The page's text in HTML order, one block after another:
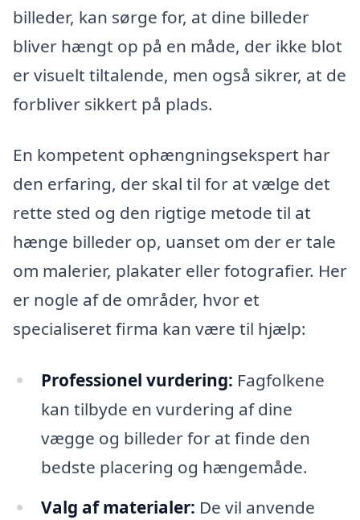
billeder, kan sørge for, at dine billeder
bliver hængt op på en måde, der ikke blot
er visuelt tiltalende, men også sikrer, at de
forbliver sikkert på plads.
En kompetent ophængningsekspert har
den erfaring, der skal til for at vælge det
rette sted og den rigtige metode til at
hænge billeder op, uanset om der er tale
om malerier, plakater eller fotografier. Her
er nogle af de områder, hvor et
specialiseret firma kan være til hjælp:
Professionel vurdering: Fagfolkene
kan tilbyde en vurdering af dine
vægge og billeder for at finde den
bedste placering og hængemåde.
Valg af materialer: De vil anvende